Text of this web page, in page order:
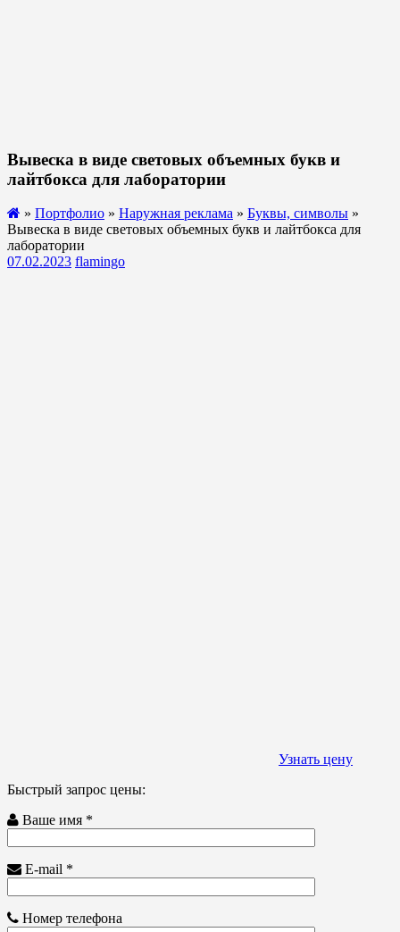
Вывеска в виде световых объемных букв и
лайтбокса для лаборатории
» Портфолио » Наружная реклама » Буквы, символы »
Вывеска в виде световых объемных букв и лайтбокса для
лаборатории
07.02.2023 flamingo
Узнать цену
Быстрый запрос цены:
Ваше имя *
E-mail *
Номер телефона